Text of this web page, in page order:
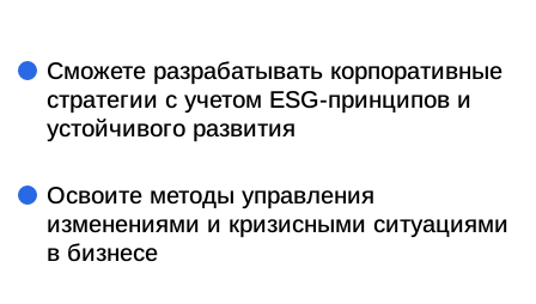
Сможете разрабатывать корпоративные
стратегии с учетом ESG-принципов и
устойчивого развития
Освоите методы управления
изменениями и кризисными ситуациями
в бизнесе